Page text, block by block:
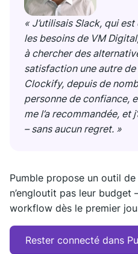
« J’utilisais Slack, qui
les besoins de VM
à chercher des
satisfaction une autre
Clockify, depuis de
personne de confiance,
me l’a recommandée, et
– sans aucun regret. »
Pumble propose un outil
n’engloutit pas leur
workflow dès le premier
Rester connecté dans